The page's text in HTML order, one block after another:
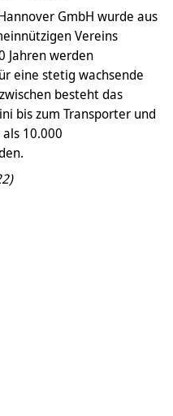
GmbH wurde aus
Vereins
Jahren werden
eine stetig wachsende
besteht das
bis zum Transporter und
10.000